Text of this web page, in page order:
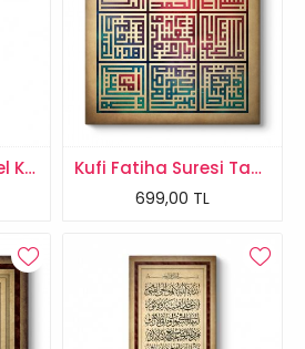
Nas - Felak - Ayetel Kürsi 3 Parçalı Tablo Kufi Fatiha Suresi Tablosu
699,00 TL